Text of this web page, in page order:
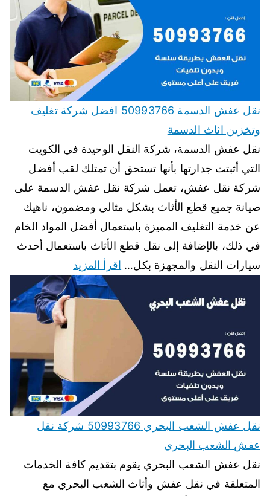
نقل عفش الدسمة 50993766 افضل شركة تغليف
وتخزين اثاث الدسمة
نقل عفش الدسمة، شركة النقل الوحيدة في الكويت
التي أثبتت جدارتها بأنها تستحق أن تمتلك لقب أفضل
شركة نقل عفش، تعمل شركة نقل عفش الدسمة على
صيانة جميع قطع الأثاث بشكل مثالي ومضمون، ناهيك
عن خدمة التغليف المميزة باستعمال أفضل المواد الخام
في ذلك، بالإضافة إلى نقل قطع الأثاث باستعمال أحدث
سيارات النقل والمجهزة بكل… اقرأ المزيد
نقل عفش الشعب البحري 50993766 شركة نقل
عفش الشعب البحري
نقل عفش الشعب البحري يقوم بتقديم كافة الخدمات
المتعلقة في نقل عفش وأثاث الشعب البحري مع